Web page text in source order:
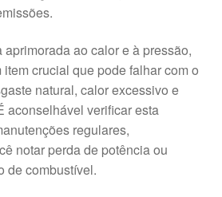
ao calor e à pressão,
crucial que pode falhar com o
natural, calor excessivo e
aconselhável verificar esta
regulares,
notar perda de potência ou
de combustível.